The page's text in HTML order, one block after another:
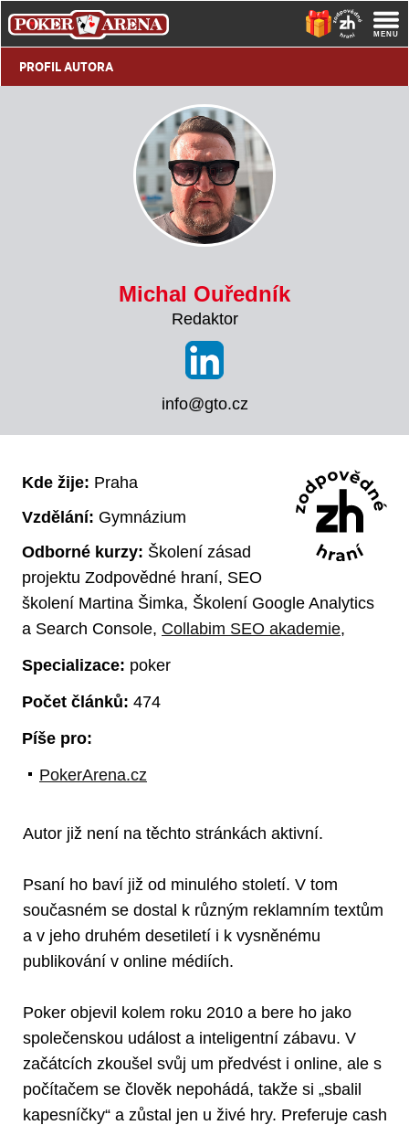
PROFIL AUTORA
Michal Ouředník
Redaktor
info@gto.cz
Kde žije: Praha
Vzdělání: Gymnázium
Odborné kurzy: Školení zásad
projektu Zodpovědné hraní, SEO
školení Martina Šimka, Školení Google Analytics
a Search Console, Collabim SEO akademie,
Specializace: poker
Počet článků: 474
Píše pro:
PokerArena.cz
Autor již není na těchto stránkách aktivní.
Psaní ho baví již od minulého století. V tom
současném se dostal k různým reklamním textům
a v jeho druhém desetiletí i k vysněnému
publikování v online médiích.
Poker objevil kolem roku 2010 a bere ho jako
společenskou událost a inteligentní zábavu. V
začátcích zkoušel svůj um předvést i online, ale s
počítačem se člověk nepohádá, takže si „sbalil
kapesníčky“ a zůstal jen u živé hry. Preferuje cash